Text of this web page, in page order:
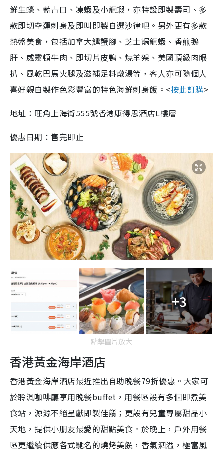
鮮生蠔、藍青口、凍蝦及小龍蝦，亦特設即製壽司、多
款即切空運刺身及即叫即製自選沙律吧。另外更有多款
熱盤美食，包括加拿大鱈蟹腳、芝士焗龍蝦、香煎鵝
肝、威靈頓牛肉、即切片皮鴨、燒羊架、美國頂級肉眼
扒、風乾巴馬火腿及滋補足料燉湯等，客人亦可隨個人
喜好親自製作色彩豐富的特色海鮮刺身飯。<按此訂購>
地址：旺角上海街555號香港康得思酒店L樓層
優惠日期：售完即止
+3
點擊圖片放大
香港黃金海岸酒店
香港黃金海岸酒店最近推出自助晚餐79折優惠。大家可
於聆渢咖啡廳享用晚餐buffet，用餐區設有多個即煮美
食站，源源不絕呈獻即製佳餚；更設有兒童專屬甜品小
天地，提供小朋友最愛的甜點美食。於晚上，戶外用餐
區更繼續供應各式馳名的燒烤美饌，香氣泗溢，極富風